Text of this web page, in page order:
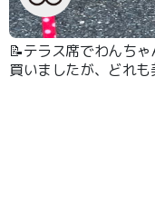
📝テラス席でわんち
買いましたが、どれも